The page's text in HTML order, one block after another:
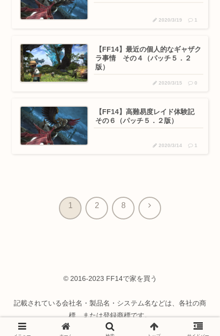
2020/3/19 1
【FF14】最近の個人的なギャザク
ラ事情 その４（パッチ５．２
版）
2020/3/15 0
【FF14】高難易度レイド体験記
その６（パッチ５．２版）
2020/3/14 1
1 2 8
次
へ
© 2016-2023 FF14で家を買う
記載されている会社名・製品名・システム名などは、各社の商
標、または登録商標です。
© SQUARE ENIX